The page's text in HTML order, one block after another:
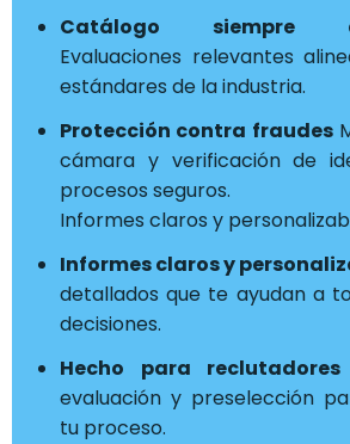
Catálogo siempre
Evaluaciones relevantes
estándares de la industria.
Protección contra fraudes
cámara y verificación de
procesos seguros.
Informes claros y
Informes claros y
detallados que te ayudan a
decisiones.
Hecho para reclutadores
evaluación y preselección
tu proceso.